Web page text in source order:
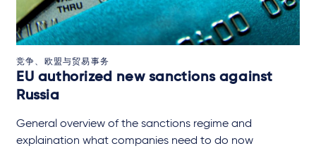
竞争、欧盟与贸易事务
EU authorized new sanctions against
Russia
General overview of the sanctions regime and
explaination what companies need to do now